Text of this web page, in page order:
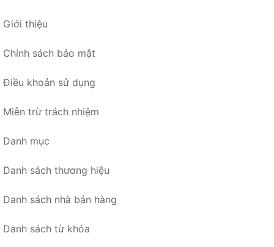
Giới thiệu
Chính sách bảo mật
Điều khoản sử dụng
Miễn trừ trách nhiệm
Danh mục
Danh sách thương hiệu
Danh sách nhà bán hàng
Danh sách từ khóa